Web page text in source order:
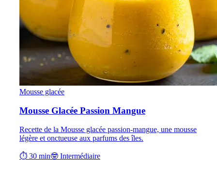
Mousse glacée
Mousse Glacée Passion Mangue
Recette de la Mousse glacée passion-mangue, une mousse
légère et onctueuse aux parfums des îles.
⏱ 30 min🤓 Intermédiaire